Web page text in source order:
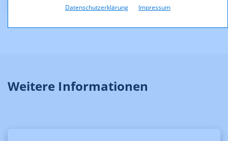
Datenschutzerklärung Impressum
Weitere Informationen